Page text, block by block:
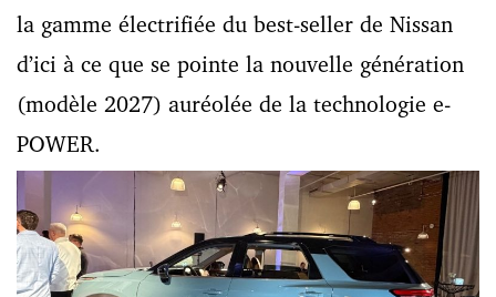
la gamme électrifiée du best-seller de Nissan
d’ici à ce que se pointe la nouvelle génération
(modèle 2027) auréolée de la technologie e-
POWER.